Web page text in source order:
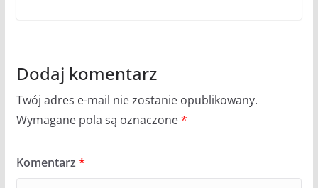
Dodaj komentarz
Twój adres e-mail nie zostanie opublikowany.
Wymagane pola są oznaczone*
Komentarz *